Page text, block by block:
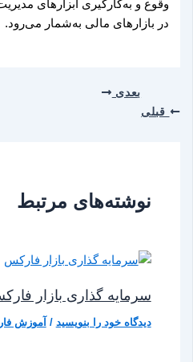
وقوع و به‌کارگیری ابزارهای
در بازارهای مالی به‌شمار می‌رود.
قبلی
بعدی
نوشته‌های مرتبط
سرمایه گذاری بازار
دیدگاه‌ خود را بنویسید /آموزش